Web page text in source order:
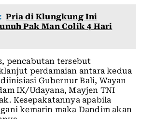
Pria di Klungkung Ini
Pak Man Colik 4 Hari
pencabutan tersebut
perdamaian antara kedua
Gubernur Bali, Wayan
IX/Udayana, Mayjen TNI
Kesepakatannya apabila
kemarin maka Dandim akan